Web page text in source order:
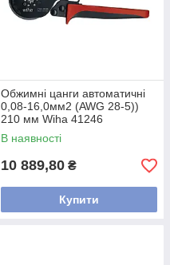
Обжимні цанги автоматичні
0,08-16,0мм2 (AWG 28-5))
210 мм Wiha 41246
В наявності
10 889,80 ₴
Купити